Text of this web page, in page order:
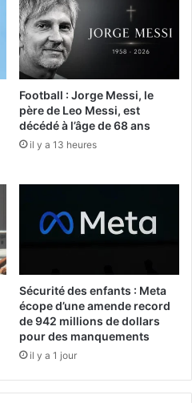
Football : Jorge Messi, le
père de Leo Messi, est
décédé à l’âge de 68 ans
il y a 13 heures
Sécurité des enfants : Meta
écope d’une amende record
de 942 millions de dollars
pour des manquements
il y a 1 jour